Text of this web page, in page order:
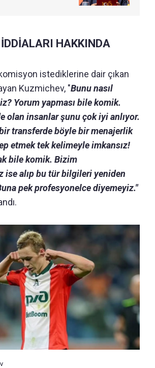
HAKKINDA
istediklerine dair çıkan
Kuzmichev, "Bunu nasıl
Yorum yapması bile komik.
olan insanlar şunu çok iyi anlıyor.
transferde böyle bir menajerlik
etmek tek kelimeyle imkansız!
bile komik. Bizim
ise alıp bu tür bilgileri yeniden
pek profesyonelce diyemeyiz."